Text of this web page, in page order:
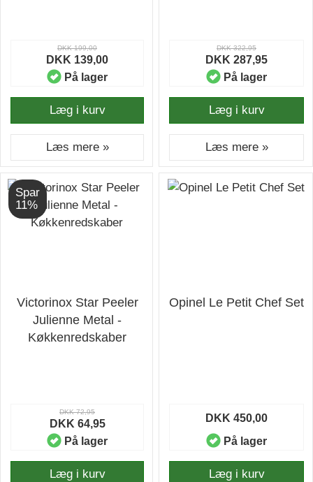
DKK 199,00
DKK 139,00
På lager
Læg i kurv
Læs mere »
DKK 322,95
DKK 287,95
På lager
Læg i kurv
Læs mere »
Spar
11%
Victorinox Star Peeler
Julienne Metal -
Køkkenredskaber
DKK 72,95
DKK 64,95
På lager
Læg i kurv
Opinel Le Petit Chef Set
DKK 450,00
På lager
Læg i kurv